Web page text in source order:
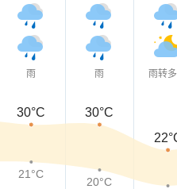
雨 雨 雨转
30°C
30°C
21°C
20°C